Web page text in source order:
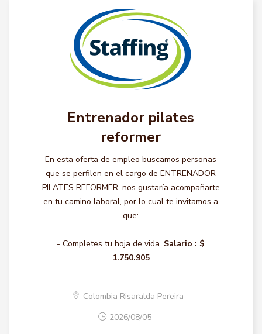
Entrenador pilates
reformer
En esta oferta de empleo buscamos personas
que se perfilen en el cargo de ENTRENADOR
PILATES REFORMER, nos gustaría acompañarte
en tu camino laboral, por lo cual te invitamos a
que:
- Completes tu hoja de vida. Salario : $
1.750.905
Colombia Risaralda Pereira
2026/08/05